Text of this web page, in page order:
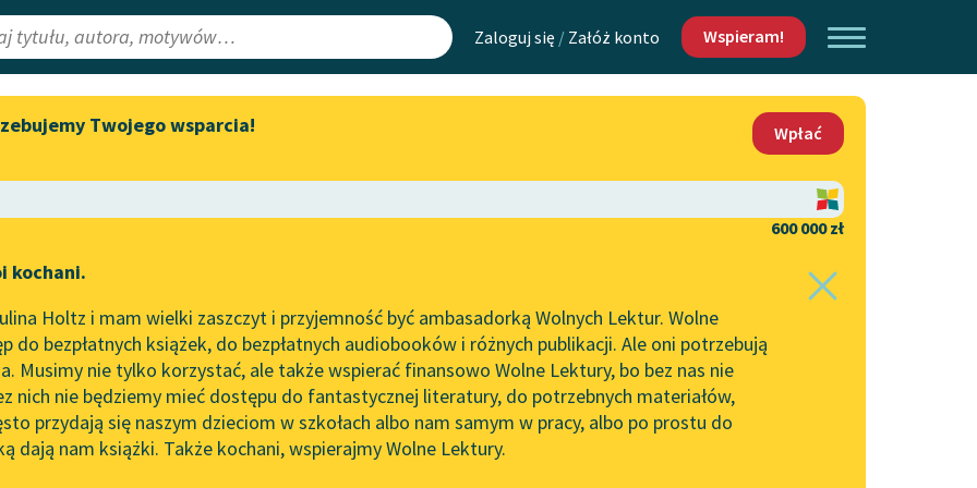
Zaloguj się / Załóż konto Wspieram!
Lektury
redakcyjne
Aktualności
„Prokurator Alicja Horn” do
literatury skandynawskiej
Spotkanie z Katarzyną Tunkiel
w Oslo
102. lata temu zmarł Joseph
Conrad
Mapa Wolnych Lektur
Leśmianator
API
OAI-PMH
Widget Wolnych Lektur
Kontakt
O projekcie
Zasady wykorzystania
Wolnych Lektur
Logotypy
Materiały promocyjne
Twojego wsparcia!
Wpłać
600 000 zł
kochani.
Holtz i mam wielki zaszczyt i przyjemność być ambasadorką Wolnych Lektur. Wolne
do bezpłatnych książek, do bezpłatnych audiobooków i różnych publikacji. Ale oni potrzebują
Musimy nie tylko korzystać, ale także wspierać finansowo Wolne Lektury, bo bez nas nie
nich nie będziemy mieć dostępu do fantastycznej literatury, do potrzebnych materiałów,
przydają się naszym dzieciom w szkołach albo nam samym w pracy, albo po prostu do
dają nam książki. Także kochani, wspierajmy Wolne Lektury.
✖ powieść obyczajowa✖